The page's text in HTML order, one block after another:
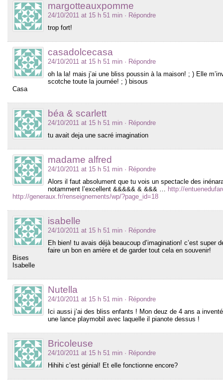
margotteauxpomme
24/10/2011 at 15 h 51 min · Répondre
trop fort!
casadolcecasa
24/10/2011 at 15 h 51 min · Répondre
oh la la! mais j’ai une bliss poussin à la maison! ; ) Elle
scotche toute la journée! ; ) bisous
Casa
béa & scarlett
24/10/2011 at 15 h 51 min · Répondre
tu avait deja une sacré imagination
madame alfred
24/10/2011 at 15 h 51 min · Répondre
Alors il faut absolument que tu vois un spectacle des
notamment l’excellent &&&&& & &&& … http://
http://generaux.fr/renseignements/wp/?page_id=18
isabelle
24/10/2011 at 15 h 51 min · Répondre
Eh bien! tu avais déjà beaucoup d’imagination! c’est super
faire un bon en arrière et de garder tout cela en souvenir!
Bises
Isabelle
Nutella
24/10/2011 at 15 h 51 min · Répondre
Ici aussi j’ai des bliss enfants ! Mon deuz de 4 ans a
une lance playmobil avec laquelle il pianote dessus !
Bricoleuse
24/10/2011 at 15 h 51 min · Répondre
Hihihi c’est génial! Et elle fonctionne encore?